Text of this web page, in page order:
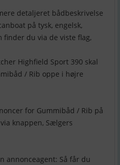
detaljeret bådbeskrivelse
på tysk, engelsk,
finder du via de viste flag,
Highfield Sport 390 skal
/ Rib oppe i højre
for Gummibåd / Rib på
knappen, Sælgers
annonceagent: Så får du